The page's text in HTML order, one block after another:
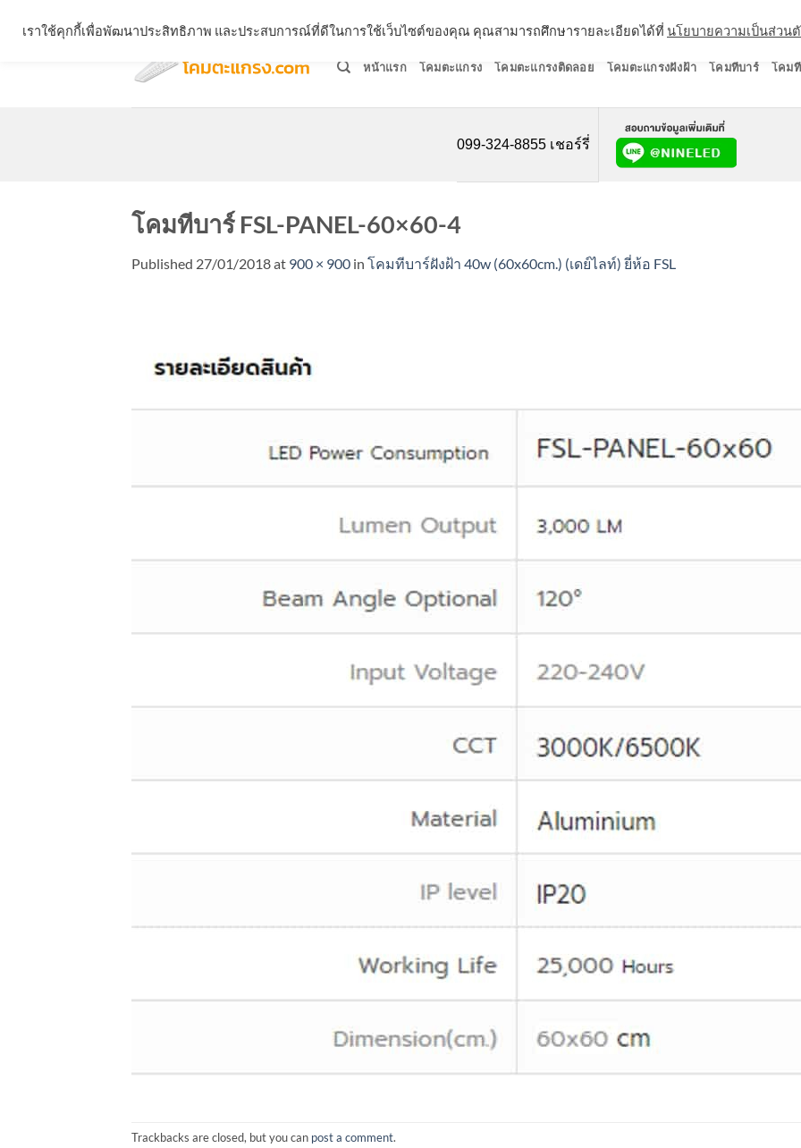
หน้าแรก โคมตะแกรง โคมตะแกรงติดลอย โคมตะแกรงฝังฝ้า โคมทีบาร์ โคม
099-324-8855 เชอร์รี่
โคมทีบาร์ FSL-PANEL-60×60-4
Published 27/01/2018at 900 × 900 in โคมทีบาร์ฝังฝ้า 40w (60x60cm.) (เดย์ไลท์) ยี่ห้อ FSL
Trackbacks are closed, but you can post a comment.
เราใช้คุกกี้เพื่อพัฒนาประสิทธิภาพ และประสบการณ์ที่ดีในการใช้เว็บไซต์ของคุณ คุณสามารถศึกษารายละเอียดได้ที่ นโยบายความเป็นส่วน